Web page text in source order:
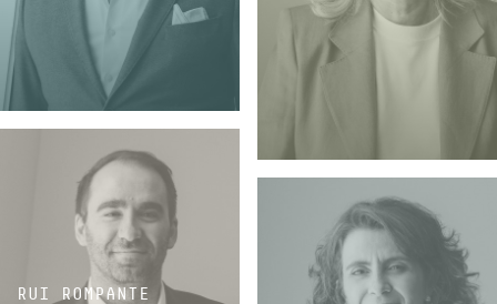
SÓCIO
SÓCIA
RUI ROMPANTE